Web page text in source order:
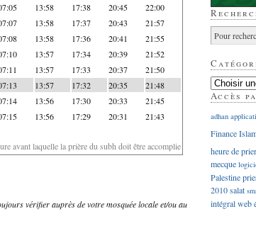
13:58 17:38 20:45 22:00
13:58 17:37 20:43 21:57
13:58 17:36 20:41 21:55
13:57 17:34 20:39 21:52
13:57 17:33 20:37 21:50
13:57 17:32 20:35 21:48
13:56 17:30 20:33 21:45
13:56 17:29 20:31 21:43
avant laquelle la prière du subh doit être accomplie
vérifier auprès de votre mosquée locale et/ou au
Accès
adhan
Finance
heure de
mecque
Palestine
2010salat
intégralweb